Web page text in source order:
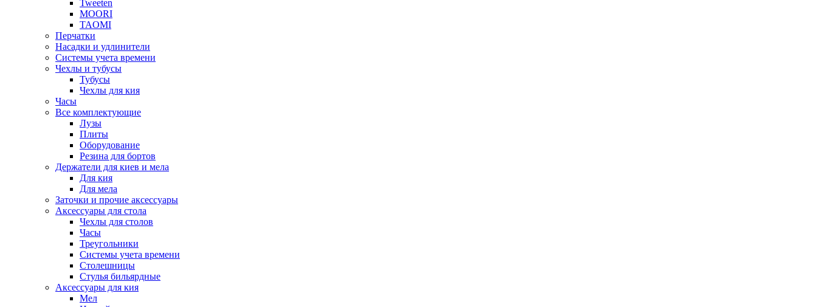
Tweeten
MOORI
TAOMI
Перчатки
Насадки и удлинители
Системы учета времени
Чехлы и тубусы
Тубусы
Чехлы для кия
Часы
Все комплектующие
Лузы
Плиты
Оборудование
Резина для бортов
Держатели для киев и мела
Для кия
Для мела
Заточки и прочие аксессуары
Аксессуары для стола
Чехлы для столов
Часы
Треугольники
Системы учета времени
Столешницы
Стулья бильярдные
Аксессуары для кия
Мел